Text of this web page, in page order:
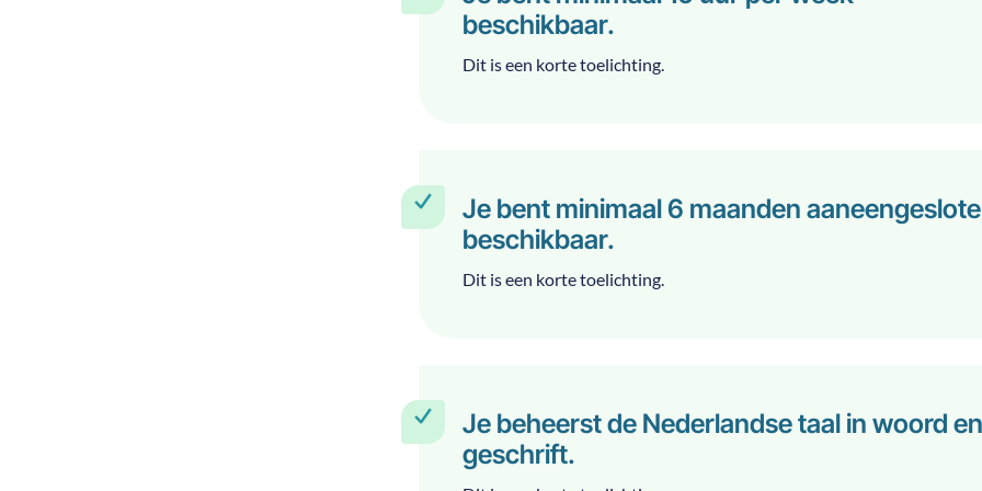
beschikbaar.
Dit is een korte toelichting.
Je bent minimaal 6 maanden
beschikbaar.
Dit is een korte toelichting.
Je beheerst de Nederlandse taal in woord en
geschrift.